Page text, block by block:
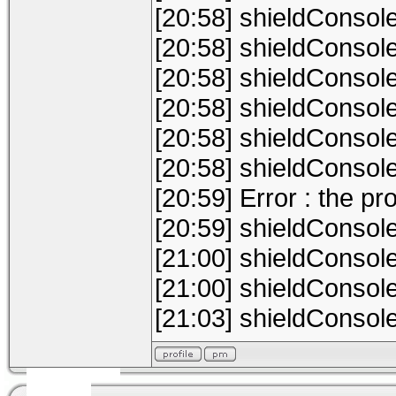
[20:58]
[20:58]
[20:58]
[20:58]
[20:58]
[20:58]
[20:59] Error : the
[20:59]
[21:00]
[21:00]
[21:03]